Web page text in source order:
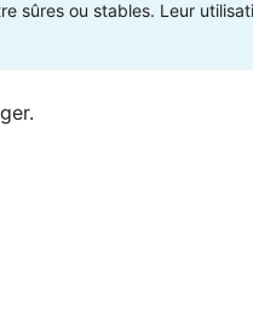
sûres ou stables. Leur